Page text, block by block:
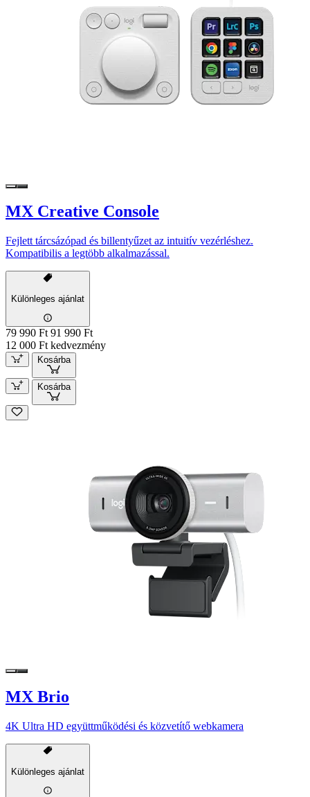
MX Creative Console
Fejlett tárcsázópad és billentyűzet az intuitív vezérléshez.
Kompatibilis a legtöbb alkalmazással.
Különleges ajánlat
79 990 Ft 91 990 Ft
12 000 Ft kedvezmény
Kosárba
Kosárba
MX Brio
4K Ultra HD együttműködési és közvetítő webkamera
Különleges ajánlat